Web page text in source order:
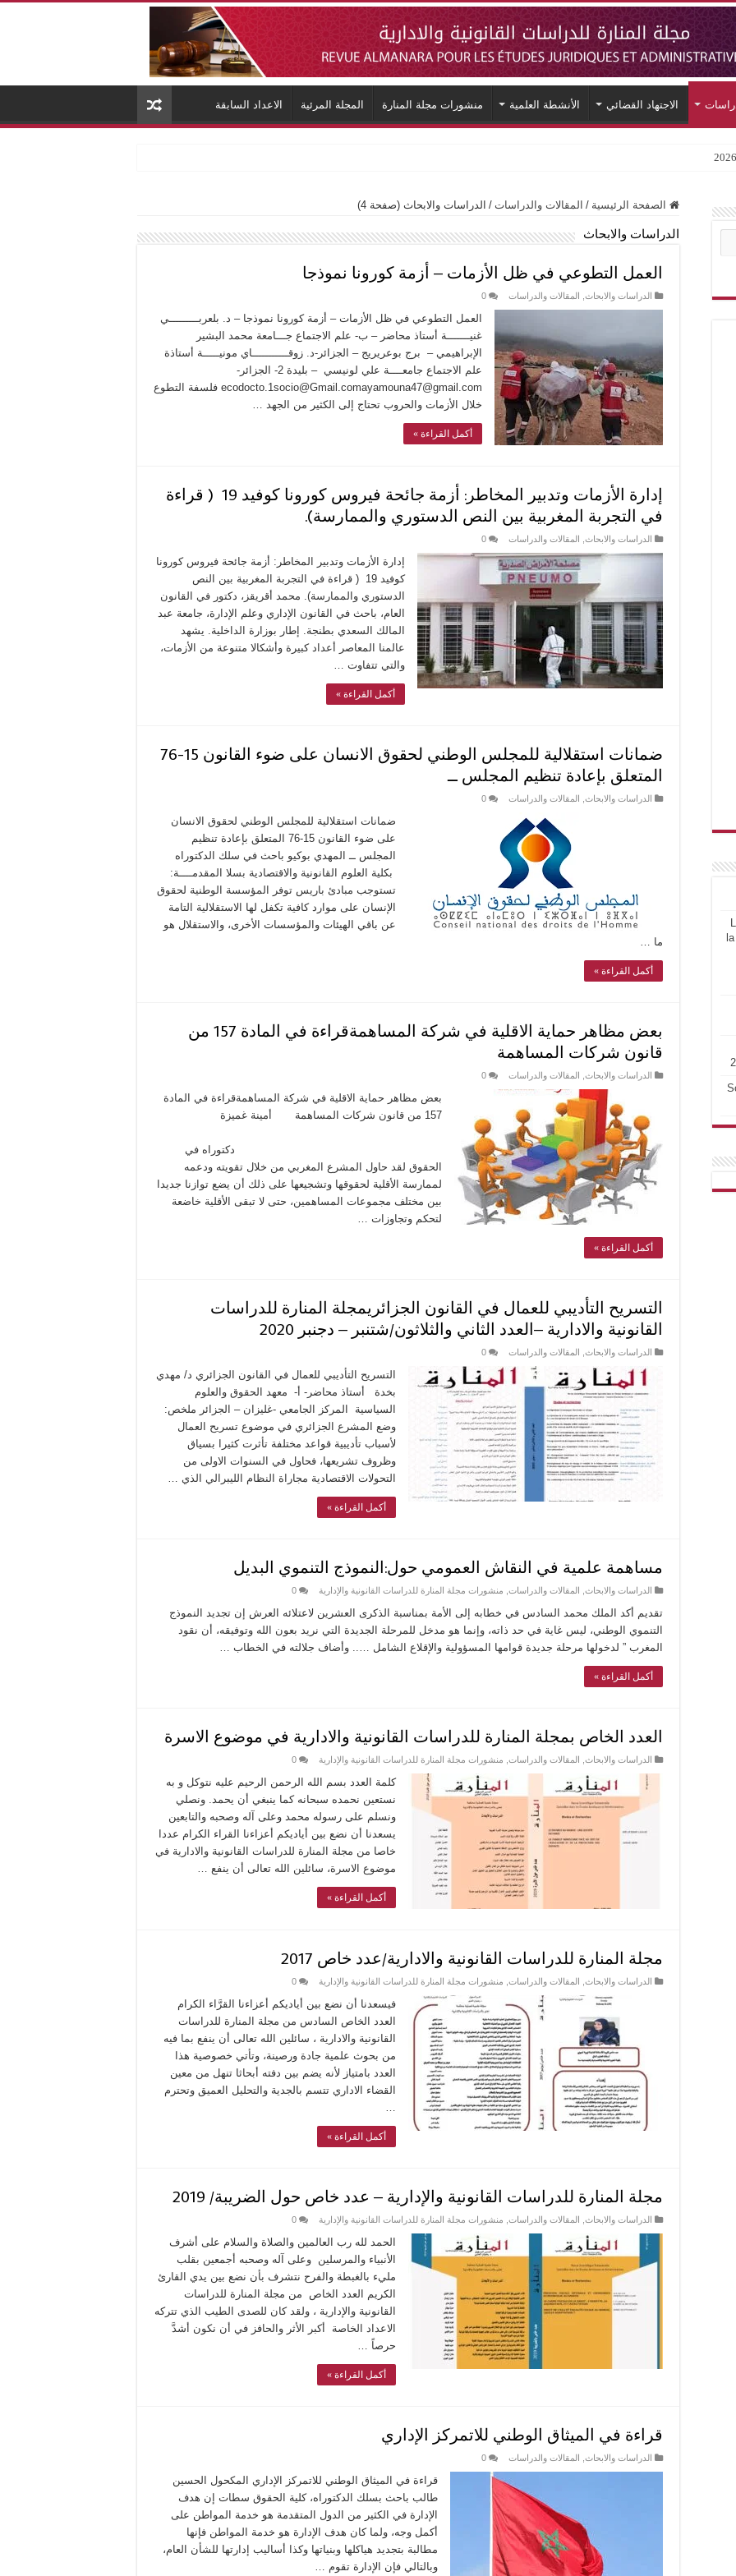
الاجتهاد القضائي الأنشطة العلمية منشورات مجلة المنارة المجلة المرئية الاعداد السابقة
الصفحة الرئيسية / المقالات والدراسات / الدراسات والابحاث (صفحة 4)
الدراسات والابحاث
العمل التطوعي في ظل الأزمات – أزمة كورونا نموذجا
الدراسات والابحاث المقالات والدراسات 0
العمل التطوعي في ظل الأزمات – أزمة كورونا نموذجا – د. بلعربـــــــــي
غنيـــــــة أستاذ محاضر – ب- علم الاجتماع جـــامعة محمد البشير
الإبراهيمي – برج بوعريريج – الجزائر-د. زوقـــــــــــاي مونيـــــة أستاذة
علم الاجتماع جامعــــة علي لونيسي – بليدة 2- الجزائر-
ecodocto.1socio@Gmail.comayamouna47@gmail.com فلسفة التطوع
خلال الأزمات والحروب تحتاج إلى الكثير من الجهد …
أكمل القراءة »
إدارة الأزمات وتدبير المخاطر: أزمة جائحة فيروس كورونا كوفيد 19 ( قراءة
في التجربة المغربية بين النص الدستوري والممارسة).
الدراسات والابحاث المقالات والدراسات 0
إدارة الأزمات وتدبير المخاطر: أزمة جائحة فيروس كورونا
كوفيد 19 ( قراءة في التجربة المغربية بين النص
الدستوري والممارسة). محمد أقريقز، دكتور في القانون
العام، باحث في القانون الإداري وعلم الإدارة، جامعة عبد
المالك السعدي بطنجة. إطار بوزارة الداخلية. يشهد
عالمنا المعاصر أعداد كبيرة وأشكالا متنوعة من الأزمات،
والتي تتفاوت …
أكمل القراءة »
ضمانات استقلالية للمجلس الوطني لحقوق الانسان على ضوء القانون 15-76
المتعلق بإعادة تنظيم المجلس ــ
الدراسات والابحاث المقالات والدراسات 0
ضمانات استقلالية للمجلس الوطني لحقوق الانسان
على ضوء القانون 15-76 المتعلق بإعادة تنظيم
المجلس ــ المهدي بوكيو باحث في سلك الدكتوراه
بكلية العلوم القانونية والاقتصادية بسلا المقدمــــة:
تستوجب مبادئ باريس توفر المؤسسة الوطنية لحقوق
الإنسان على موارد كافية تكفل لها الاستقلالية التامة
عن باقي الهيئات والمؤسسات الأخرى، والاستقلال هو
ما …
أكمل القراءة »
بعض مظاهر حماية الاقلية في شركة المساهمةقراءة في المادة 157 من
قانون شركات المساهمة
الدراسات والابحاث المقالات والدراسات 0
بعض مظاهر حماية الاقلية في شركة المساهمةقراءة في المادة
157 من قانون شركات المساهمة أمينة غميزة
دكتوراه في
الحقوق لقد حاول المشرع المغربي من خلال تقويته ودعمه
لممارسة الأقلية لحقوقها وتشجيعها على ذلك أن يضع توازنا جديدا
بين مختلف مجموعات المساهمين، حتى لا تبقى الأقلية خاضعة
لتحكم وتجاوزات …
أكمل القراءة »
التسريح التأديبي للعمال في القانون الجزائريمجلة المنارة للدراسات
القانونية والادارية –العدد الثاني والثلاثون/شتنبر – دجنبر 2020
الدراسات والابحاث المقالات والدراسات 0
التسريح التأديبي للعمال في القانون الجزائري د/ مهدي
بخدة أستاذ محاضر- أ- معهد الحقوق والعلوم
السياسية المركز الجامعي -غليزان – الجزائر ملخص:
وضع المشرع الجزائري في موضوع تسريح العمال
لأسباب تأديبية قواعد مختلفة تأثرت كثيرا بسياق
وظروف تشريعها، فحاول في السنوات الاولى من
التحولات الاقتصادية مجاراة النظام الليبرالي الذي …
أكمل القراءة »
مساهمة علمية في النقاش العمومي حول:النموذج التنموي البديل
الدراسات والابحاث المقالات والدراسات منشورات مجلة المنارة للدراسات القانونية والإدارية 0
تقديم أكد الملك محمد السادس في خطابه إلى الأمة بمناسبة الذكرى العشرين لاعتلائه العرش إن تجديد النموذج
التنموي الوطني، ليس غاية في حد ذاته، وإنما هو مدخل للمرحلة الجديدة التي نريد بعون الله وتوفيقه، أن نقود
المغرب ” لدخولها مرحلة جديدة قوامها المسؤولية والإقلاع الشامل ….. وأضاف جلالته في الخطاب …
أكمل القراءة »
العدد الخاص بمجلة المنارة للدراسات القانونية والادارية في موضوع الاسرة
الدراسات والابحاث المقالات والدراسات منشورات مجلة المنارة للدراسات القانونية والإدارية 0
كلمة العدد بسم الله الرحمن الرحيم عليه نتوكل و به
نستعين نحمده سبحانه كما ينبغي أن يحمد. ونصلي
ونسلم على رسوله محمد وعلى آله وصحبه والتابعين
يسعدنا أن نضع بين أياديكم أعزاءنا القراء الكرام عددا
خاصا من مجلة المنارة للدراسات القانونية والادارية في
موضوع الاسرة، سائلين الله تعالى أن ينفع …
أكمل القراءة »
مجلة المنارة للدراسات القانونية والادارية/عدد خاص 2017
الدراسات والابحاث المقالات والدراسات منشورات مجلة المنارة للدراسات القانونية والإدارية 0
فيسعدنا أن نضع بين أياديكم أعزاءنا القرَّاء الكرام
العدد الخاص السادس من مجلة المنارة للدراسات
القانونية والادارية ، سائلين الله تعالى أن ينفع بما فيه
من بحوث علمية جادة ورصينة، وتأتي خصوصية هذا
العدد بامتياز لأنه يضم بين دفته أبحاثا تنهل من معين
القضاء الاداري تتسم بالجدية والتحليل العميق وتحترم
أكمل القراءة »
مجلة المنارة للدراسات القانونية والإدارية – عدد خاص حول الضريبة/ 2019
الدراسات والابحاث المقالات والدراسات منشورات مجلة المنارة للدراسات القانونية والإدارية 0
الحمد لله رب العالمين والصلاة والسلام على أشرف
الأنبياء والمرسلين وعلى آله وصحبه أجمعين بقلب
مليء بالغبطة والفرح نتشرف بأن نضع بين يدي القارئ
الكريم العدد الخاص من مجلة المنارة للدراسات
القانونية والإدارية ، ولقد كان للصدى الطيب الذي تتركه
الاعداد الخاصة أكبر الأثر والحافز في أن نكون أشدَّ
حرصاً …
أكمل القراءة »
قراءة في الميثاق الوطني للاتمركز الإداري
الدراسات والابحاث المقالات والدراسات 0
قراءة في الميثاق الوطني للاتمركز الإداري المكحول الحسين
طالب باحث بسلك الدكتوراه، كلية الحقوق سطات إن هدف
الإدارة في الكثير من الدول المتقدمة هو خدمة المواطن على
أكمل وجه، ولما كان هدف الإدارة هو خدمة المواطن فإنها
مطالبة بتجديد هياكلها وبنياتها وكذا أساليب إدارتها للشأن العام،
وبالتالي فإن الإدارة تقوم …